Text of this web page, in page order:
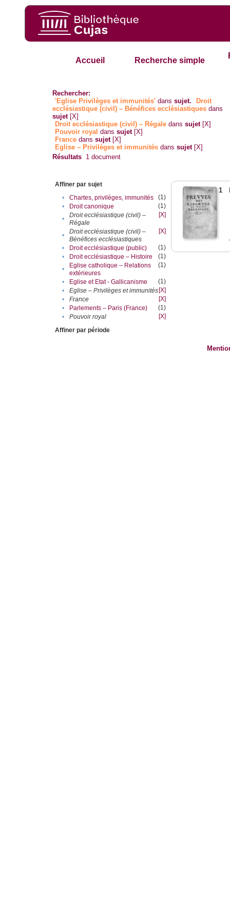
Accueil Recherche simple
Rechercher:
'Eglise Privilèges et immunités' danssujet.
Droit
ecclésiastique (civil) – Bénéfices ecclésiastiques dans
sujet [X]
Droit ecclésiastique (civil) – Régale danssujet [X]
Pouvoir royal danssujet [X]
France danssujet [X]
Eglise – Privilèges et immunités danssujet [X]
Résultats 1 document
Affiner par sujet
•
Chartes, privilèges, immunités
(1)
•
Droit canonique
(1)
•
Droit ecclésiastique (civil) –
Régale
[X]
•
Droit ecclésiastique (civil) –
Bénéfices ecclésiastiques
[X]
• Droit ecclésiastique (public)
(1)
•
Droit ecclésiastique – Histoire
(1)
•
Eglise catholique – Relations
extérieures
(1)
• Eglise et Etat - Gallicanisme
(1)
•
Eglise – Privilèges et immunités[X]
•
France
[X]
•
Parlements – Paris (France)
(1)
•
Pouvoir royal
[X]
Affiner par période
1